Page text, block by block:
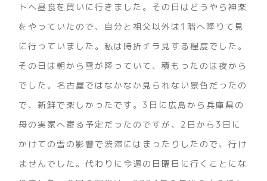
トへ昼食を買いに行きました。その日はどうやら神楽
をやっていたので、自分と祖父以外は1階へ降りて見
に行っていました。私は時折チラ見する程度でした。
その日は朝から雪が降っていて、積もったのは夜から
でした。名古屋ではなかなか見られない景色だったの
で、新鮮で楽しかったです。3日に広島から兵庫県の
母の実家へ寄る予定だったのですが、2日から3日に
かけての雪の影響で渋滞にはまったりしたので、行け
ませんでした。代わりに今週の日曜日に行くことにな